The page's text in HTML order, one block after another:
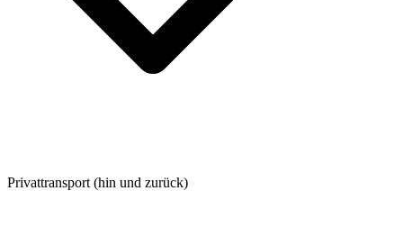
Privattransport (hin und zurück)